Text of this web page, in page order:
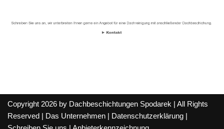
Copyright 2026 by Dachbeschichtungen Spodarek | All Rights
Reserved |
Das Unternehmen Datenschutzerklärung